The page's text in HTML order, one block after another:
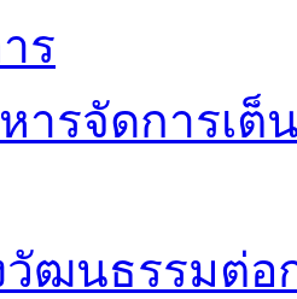
ร
ารจัดการเต็
ฒนธรรมต่อ